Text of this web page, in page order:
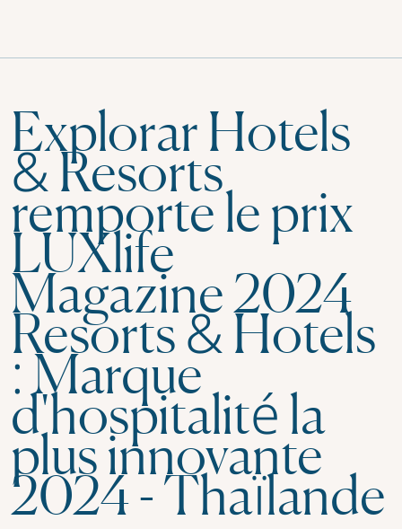
Explorar Hotels
& Resorts
remporte le prix
LUXlife
Magazine 2024
Resorts & Hotels
: Marque
d'hospitalité la
plus innovante
2024 - Thaïlande